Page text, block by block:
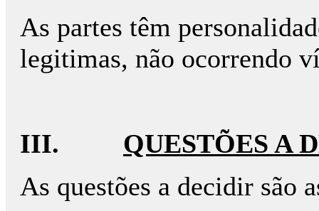
As partes têm
legitimas, não ocorrendo
III. QUESTÕES A
As questões a decidir são